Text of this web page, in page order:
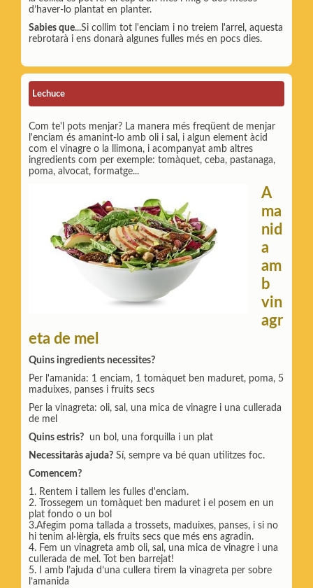
d’haver-lo plantat en planter.
Sabies que...Si collim tot l'enciam i no treiem l'arrel, aquesta
rebrotarà i ens donarà algunes fulles més en pocs dies.
Lechuce
Com te'l pots menjar? La manera més freqüent de menjar
l'enciam és amanint-lo amb oli i sal, i algun element àcid
com el vinagre o la llimona, i acompanyat amb altres
ingredients com per exemple: tomàquet, ceba, pastanaga,
poma, alvocat, formatge...
A
ma
nid
a
am
b
vin
agr
eta de mel
Quins ingredients necessites?
Per l'amanida: 1 enciam, 1 tomàquet ben maduret, poma, 5
maduixes, panses i fruits secs
Per la vinagreta: oli, sal, una mica de vinagre i una cullerada
de mel
Quins estris? un bol, una forquilla i un plat
Necessitaràs ajuda? Sí, sempre va bé quan utilitzes foc.
Comencem?
1. Rentem i tallem les fulles d'enciam.
2. Trossegem un tomàquet ben maduret i el posem en un
plat fondo o un bol
3.Afegim poma tallada a trossets, maduixes, panses, i si no
hi tenim al·lèrgia, els fruits secs que més ens agradin.
4. Fem un vinagreta amb oli, sal, una mica de vinagre i una
cullerada de mel. Tot ben barrejat!
5. I amb l’ajuda d’una cullera tirem la vinagreta per sobre
l’amanida